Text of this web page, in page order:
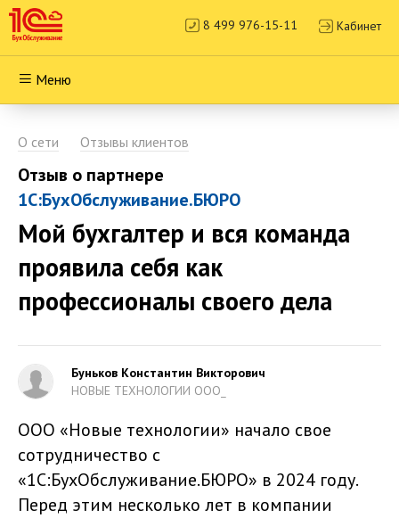
8 499 976-15-11 Кабинет
Меню
О сети Отзывы клиентов
Отзыв о партнере
1С:БухОбслуживание.БЮРО
Мой бухгалтер и вся команда
проявила себя как
профессионалы своего дела
Буньков Константин Викторович
НОВЫЕ ТЕХНОЛОГИИ ООО_
ООО «Новые технологии» начало свое
сотрудничество с
«1С:БухОбслуживание.БЮРО» в 2024 году.
Перед этим несколько лет в компании